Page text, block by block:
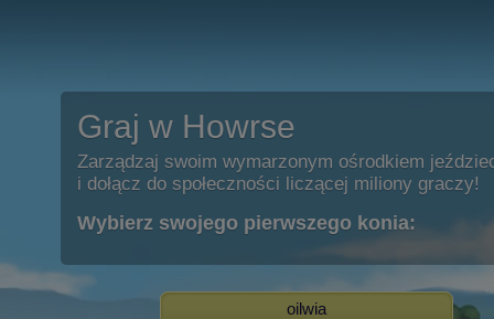
Graj w Howrse
Zarządzaj swoim wymarzonym ośrodkiem
i dołącz do społeczności liczącej miliony graczy!
Wybierz swojego pierwszego konia:
oilwia